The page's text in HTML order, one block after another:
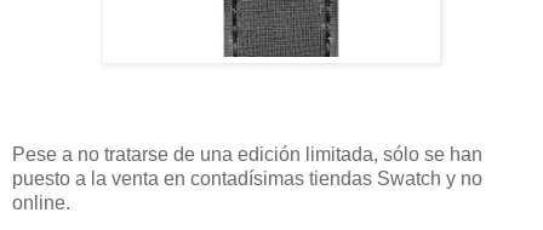
Pese a no tratarse de una edición limitada, sólo se han
puesto a la venta en contadísimas tiendas Swatch y no
online.